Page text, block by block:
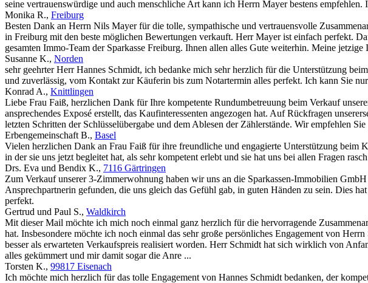
seine vertrauenswürdige und auch menschliche Art kann ich Herrn Mayer bestens
Monika R., Freiburg
Besten Dank an Herrn Nils Mayer für die tolle, sympathische und vertrauensvolle
in Freiburg mit den beste möglichen Bewertungen verkauft. Herr Mayer ist einfach perfekt.
gesamten Immo-Team der Sparkasse Freiburg. Ihnen allen alles Gute weiterhin. Meine
Susanne K., Norden
sehr geehrter Herr Hannes Schmidt, ich bedanke mich sehr herzlich für die Unterstützung
und zuverlässig, vom Kontakt zur Käuferin bis zum Notartermin alles perfekt. Ich kann Sie
Konrad A., Knittlingen
Liebe Frau Faiß, herzlichen Dank für Ihre kompetente Rundumbetreuung beim Verkauf
ansprechendes Exposé erstellt, das Kaufinteressenten angezogen hat. Auf Rückfragen
letzten Schritten der Schlüsselübergabe und dem Ablesen der Zählerstände. Wir empfehlen
Erbengemeinschaft B., Basel
Vielen herzlichen Dank an Frau Faiß für ihre freundliche und engagierte Unterstützung beim
in der sie uns jetzt begleitet hat, als sehr kompetent erlebt und sie hat uns bei allen Fragen
Drs. Eva und Bendix K., 7116 Gärtringen
Zum Verkauf unserer 3-Zimmerwohnung haben wir uns an die Sparkassen-Immobilien
Ansprechpartnerin gefunden, die uns gleich das Gefühl gab, in guten Händen zu sein. Dies
perfekt.
Gertrud und Paul S., Waldkirch
Mit dieser Mail möchte ich mich noch einmal ganz herzlich für die hervorragende
hat. Insbesondere möchte ich noch einmal das sehr große persönliches Engagement von
besser als erwarteten Verkaufspreis realisiert worden. Herr Schmidt hat sich wirklich von
alles gekümmert und mir damit sogar die Anre ...
Torsten K., 99817 Eisenach
Ich möchte mich herzlich für das tolle Engagement von Hannes Schmidt bedanken, der